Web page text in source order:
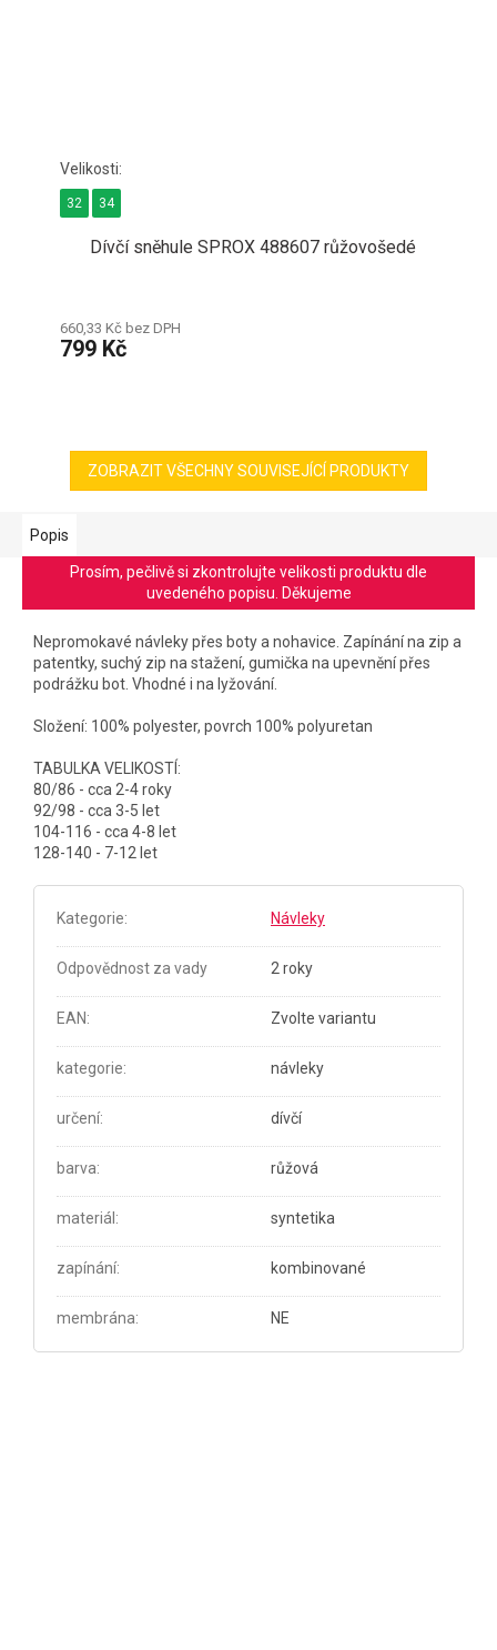
Dívčí sněhule SPROX 488607 růžovošedé
660,33 Kč bez DPH
799 Kč
32 34
ZOBRAZIT VŠECHNY SOUVISEJÍCÍ PRODUKTY
Popis
Prosím, pečlivě si zkontrolujte velikosti produktu dle
uvedeného popisu. Děkujeme
Nepromokavé návleky přes boty a nohavice. Zapínání na zip a
patentky, suchý zip na stažení, gumička na upevnění přes
podrážku bot. Vhodné i na lyžování.
Složení: 100% polyester, povrch 100% polyuretan
TABULKA VELIKOSTÍ:
80/86 - cca 2-4 roky
92/98 - cca 3-5 let
104-116 - cca 4-8 let
128-140 - 7-12 let
Kategorie: Návleky
Odpovědnost za vady 2 roky
EAN: Zvolte variantu
kategorie: návleky
určení: dívčí
barva: růžová
materiál : syntetika
zapínání: kombinované
membrána: NE